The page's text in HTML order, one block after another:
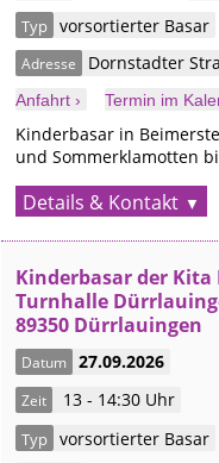
Typ vorsortierter Basar
Adresse Dornstadter
Anfahrt › Termin im
Kinderbasar in
und Sommerklamotten
Details & Kontakt
Kinderbasar der
Turnhalle
89350 Dürrlauingen
Datum 27.09.2026
Zeit 13 - 14:30 Uhr
Typ vorsortierter Basar